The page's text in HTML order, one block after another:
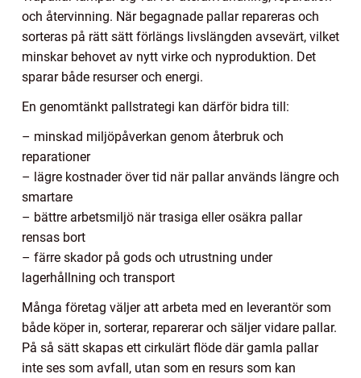
och återvinning. När begagnade pallar repareras och
sorteras på rätt sätt förlängs livslängden avsevärt, vilket
minskar behovet av nytt virke och nyproduktion. Det
sparar både resurser och energi.
En genomtänkt pallstrategi kan därför bidra till:
– minskad miljöpåverkan genom återbruk och
reparationer
– lägre kostnader över tid när pallar används längre och
smartare
– bättre arbetsmiljö när trasiga eller osäkra pallar
rensas bort
– färre skador på gods och utrustning under
lagerhållning och transport
Många företag väljer att arbeta med en leverantör som
både köper in, sorterar, reparerar och säljer vidare pallar.
På så sätt skapas ett cirkulärt flöde där gamla pallar
inte ses som avfall, utan som en resurs som kan